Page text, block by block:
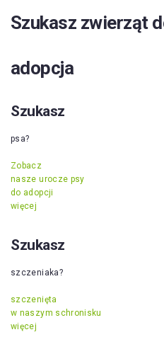
Szukasz zwierząt
adopcja
Szukasz
psa?
Zobacz
nasze urocze psy
do adopcji
więcej
Szukasz
szczeniaka?
szczenięta
w naszym schronisku
więcej